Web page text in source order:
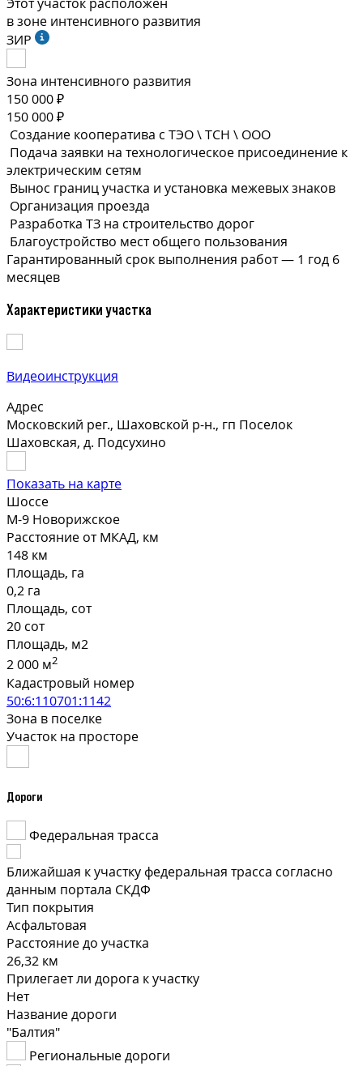
в зоне интенсивного развития
ЗИР
Зона интенсивного развития
150 000 ₽
150 000 ₽
Создание кооператива с ТЭО \ ТСН \ ООО
Подача заявки на технологическое присоединение к
электрическим сетям
Вынос границ участка и установка межевых знаков
Организация проезда
Разработка ТЗ на строительство дорог
Благоустройство мест общего пользования
Гарантированный срок выполнения работ — 1 год 6
месяцев
Характеристики участка
Видеоинструкция
Адрес
Московский рег., Шаховской р-н., гп Поселок
Шаховская, д. Подсухино
Показать на карте
Шоссе
М-9 Новорижское
Расстояние от МКАД, км
148 км
Площадь, га
0,2 га
Площадь, сот
20 сот
Площадь, м2
2 000 м2
Кадастровый номер
50:6:110701:1142
Зона в поселке
Участок на просторе
Дороги
Федеральная трасса
Ближайшая к участку федеральная трасса согласно
данным портала СКДФ
Тип покрытия
Асфальтовая
Расстояние до участка
26,32 км
Прилегает ли дорога к участку
Нет
Название дороги
"Балтия"
Региональные дороги